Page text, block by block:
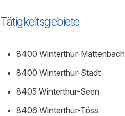
Tätigkeitsgebiete
8400 Winterthur-Mattenbach
8400 Winterthur-Stadt
8405 Winterthur-Seen
8406 Winterthur-Töss